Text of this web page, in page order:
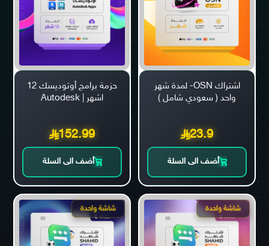
اشتراك OSN- لمدة شهر
واحد ( سعودي شامل )
23.9
أضف الى السلة
حزمة برامج أوتوديسك 12
اشهر | Autodesk
152.99
أضف الى السلة
شاشة واحدة شاشة واحدة